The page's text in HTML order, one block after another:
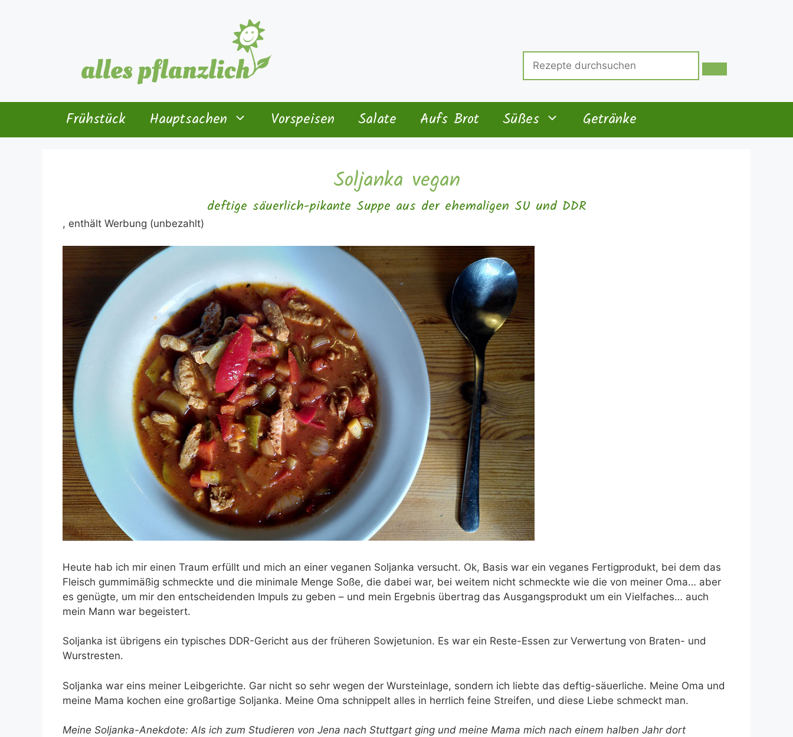
nach:
Frühstück Hauptsachen Vorspeisen Salate Aufs Brot Süßes Getränke
Soljanka vegan
deftige säuerlich-pikante Suppe aus der ehemaligen SU und DDR
, enthält Werbung (unbezahlt)
Heute hab ich mir einen Traum erfüllt und mich an einer veganen Soljanka versucht. Ok, Basis war ein veganes Fertigprodukt, bei dem das
Fleisch gummimäßig schmeckte und die minimale Menge Soße, die dabei war, bei weitem nicht schmeckte wie die von meiner Oma… aber
es genügte, um mir den entscheidenden Impuls zu geben – und mein Ergebnis übertrag das Ausgangsprodukt um ein Vielfaches… auch
mein Mann war begeistert.
Soljanka ist übrigens ein typisches DDR-Gericht aus der früheren Sowjetunion. Es war ein Reste-Essen zur Verwertung von Braten- und
Wurstresten.
Soljanka war eins meiner Leibgerichte. Gar nicht so sehr wegen der Wursteinlage, sondern ich liebte das deftig-säuerliche. Meine Oma und
meine Mama kochen eine großartige Soljanka. Meine Oma schnippelt alles in herrlich feine Streifen, und diese Liebe schmeckt man.
Meine Soljanka-Anekdote: Als ich zum Studieren von Jena nach Stuttgart ging und meine Mama mich nach einem halben Jahr dort